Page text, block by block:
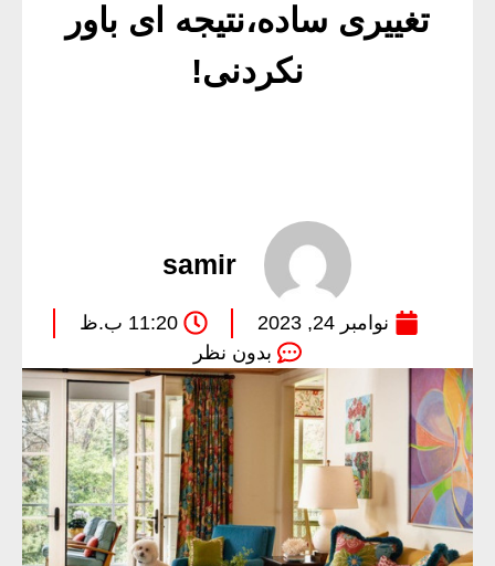
تغییری ساده،نتیجه ای باور
نکردنی!
samir
نوامبر 24, 2023
11:20 ب.ظ
بدون نظر